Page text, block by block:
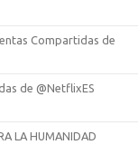
Compartidas de
de @NetflixES
LA HUMANIDAD